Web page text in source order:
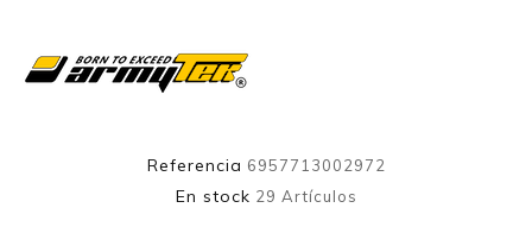
Referencia 6957713002972
En stock 29 Artículos